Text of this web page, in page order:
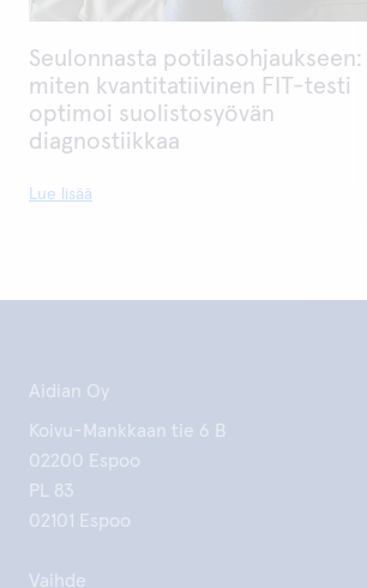
Seulonnasta potilasohjaukseen:
miten kvantitatiivinen FIT-testi
optimoi suolistosyövän
diagnostiikkaa
Lue lisää
Aidian Oy
Koivu-Mankkaan tie 6 B
02200 Espoo
PL 83
02101 Espoo
Vaihde